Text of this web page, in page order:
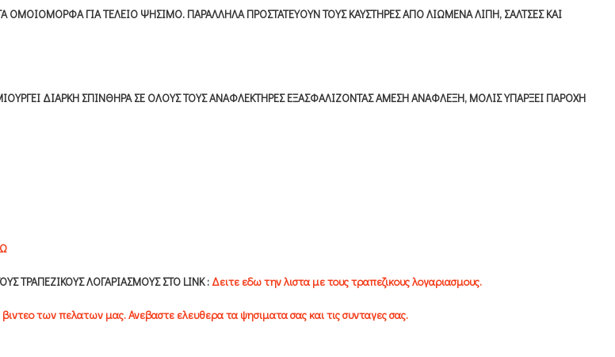
ΟΜΟΙΟΜΟΡΦΑ ΓΙΑ ΤΕΛΕΙΟ ΨΗΣΙΜΟ. ΠΑΡΑΛΛΗΛΑ ΠΡΟΣΤΑΤΕΥΟΥΝ ΤΟΥΣ ΚΑΥΣΤΗΡΕΣ ΑΠΟ ΛΙΩΜΕΝΑ ΛΙΠΗ, ΣΑΛΤΣΕΣ ΚΑΙ
ΔΙΑΡΚΗ ΣΠΙΝΘΗΡΑ ΣΕ ΟΛΟΥΣ ΤΟΥΣ ΑΝΑΦΛΕΚΤΗΡΕΣ ΕΞΑΣΦΑΛΙΖΟΝΤΑΣ ΑΜΕΣΗ ΑΝΑΦΛΕΞΗ, ΜΟΛΙΣ ΥΠΑΡΞΕΙ ΠΑΡΟΧΗ
ΤΡΑΠΕΖΙΚΟΥΣ ΛΟΓΑΡΙΑΣΜΟΥΣ ΣΤΟ LINK : Δειτε εδω την λιστα με τους τραπεζικους λογαριασμους.
των πελατων μας. Ανεβαστε ελευθερα τα ψησιματα σας και τις συνταγες σας.